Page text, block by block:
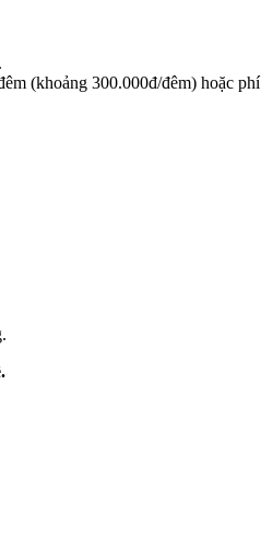
(khoảng 300.000đ/đêm) hoặc phí